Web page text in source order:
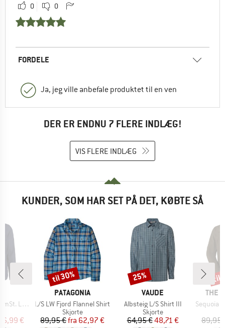
0 0
FORDELE
Ja, jeg ville anbefale produktet til en ven
DER ER ENDNU 7 FLERE INDLÆG!
VIS FLERE INDLÆG
KUNDER, SOM HAR SET PÅ DET, KØBTE SÅ
S Shirt
pris
€
MÆRKE
PATAGONIA
Artikel
L/S LW Fjord Flannel Shirt
Produktgruppe
Skjorte
Pris
89,95 € Nedsat pris
fra 62,97 €
Rabat
til 30%
MÆRKE
VAUDE
Artikel
Albsteig L/S Shirt III
Produktgruppe
Skjorte
Pris
64,95 €Nedsat pris
48,71 €
Rabat
25%
THE
Artikel
Sequoia
89,95
til